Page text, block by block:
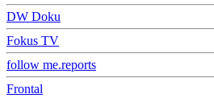
DW Doku
Fokus TV
follow me.reports
Frontal